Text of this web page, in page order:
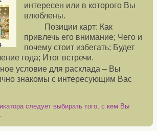
интересен или в которого Вы
влюблены.
Позиции карт: Как
привлечь его внимание; Чего и
почему стоит избегать; Будет
года; Итог встречи.
условие для расклада – Вы
знакомы с интересующим Вас
следует выбирать того, с кем Вы